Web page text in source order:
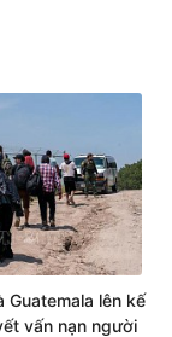
Guatemala lên kế
vấn nạn người